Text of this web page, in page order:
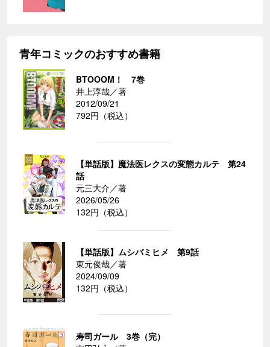
青年コミックのおすすめ書籍
BTOOOM！ 7巻
井上淳哉／著
2012/09/21
792円（税込）
【単話版】魔法医レクスの変態カルテ 第24
話
元三大介／著
2026/05/26
132円（税込）
【単話版】ムシバミヒメ 第9話
東元俊哉／著
2024/09/09
132円（税込）
寿司ガール 3巻（完）